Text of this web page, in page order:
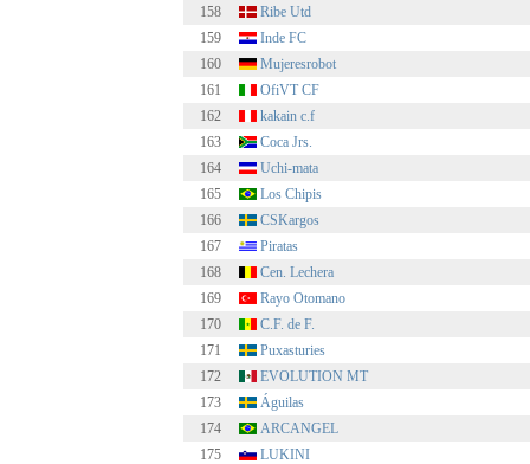
158
Ribe Utd
159
Inde FC
160
Mujeresrobot
161
OfiVT CF
162
kakain c.f
163
Coca Jrs.
164
Uchi-mata
165
Los Chipis
166
CSKargos
167
Piratas
168
Cen. Lechera
169
Rayo Otomano
170
C.F. de F.
171
Puxasturies
172
EVOLUTION MT
173
Águilas
174
ARCANGEL
175
LUKINI